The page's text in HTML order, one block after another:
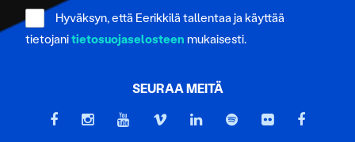
Hyväksyn, että Eerikkilä tallentaa ja käyttää
tietojanitietosuojaselosteen mukaisesti.
SEURAA MEITÄ